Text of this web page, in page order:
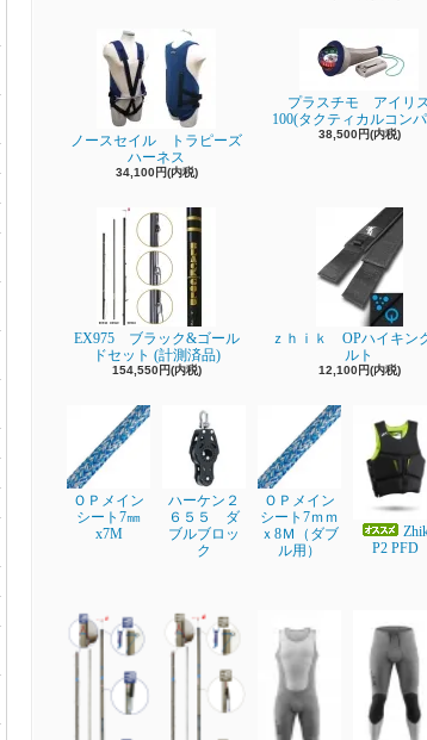
ノースセイル トラピーズ
ハーネス
34,100円(内税)
プラスチモ アイリ
100(タクティカルコン
38,500円(内税)
EX975 ブラック&ゴール
ドセット (計測済品)
154,550円(内税)
ｚｈｉｋ OPハイキン
ルト
12,100円(内税)
ＯＰメイン
シート7㎜
x7M
ハーケン２
６５５ ダ
ブルブロッ
ク
ＯＰメイン
シート7ｍｍ
ｘ8Ｍ（ダブ
ル用）
P2 PFD